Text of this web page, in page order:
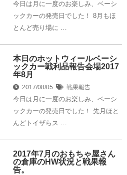
今日は月に一度のお楽しみ、ベーシ
ックカーの発売日でした！ 8月もほ
とんど売り場に …
本日のホットウィールベーシ
ックカー戦利品報告会場2017
年8月
2017/08/05 戦果報告
今日は月に一度のお楽しみ、ベーシ
ックカーの発売日でした！ 先月ほと
んどトイザらス …
2017年7月のおもちゃ屋さん
の倉庫のHW状況と戦果報
告。